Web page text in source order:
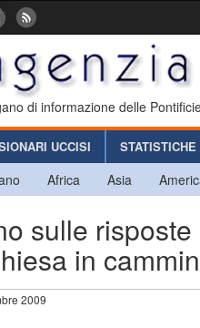
di informazione delle
UCCISI STATISTICHE
Africa Asia
sulle
in
2009